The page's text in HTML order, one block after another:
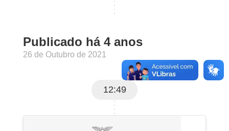
Publicado há 4 anos
26 de Outubro de 2021
12:49